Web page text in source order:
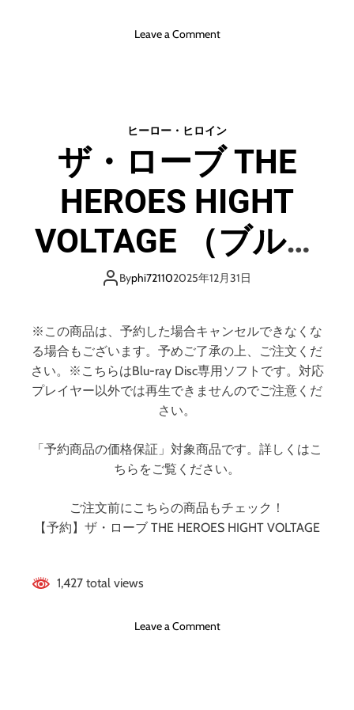
Leave a Commento
ブ
T
E
O
E
I
G
H
V
T
A
E
ヒーロー・ヒロイン
ザ・ローブ THE
HEROES HIGHT
VOLTAGE （ブルー
レイディスク）
Byphi721102025年12月31日
※この商品は、予約した場合キャンセルできなくな
る場合もございます。予めご了承の上、ご注文くだ
さい。※こちらはBlu-ray Disc専用ソフトです。対応
プレイヤー以外では再生できませんのでご注意くだ
さい。
「予約商品の価格保証」対象商品です。詳しくはこ
ちらをご覧ください。
ご注文前にこちらの商品もチェック！
【予約】ザ・ローブ THE HEROES HIGHT VOLTAGE
1,427 total views
Leave a Commento